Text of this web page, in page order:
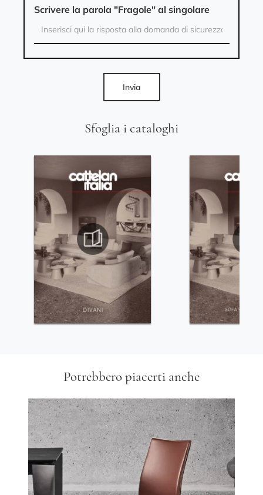
Sfoglia i cataloghi
Scrivere la parola "Fragole" al singolare
Invia
Potrebbero piacerti anche